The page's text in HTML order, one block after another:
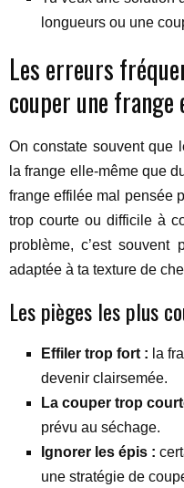
longueurs ou une
Les erreurs
couper une frange
On constate souvent que
la frange elle-même que
frange effilée mal pensée
trop courte ou difficile à
problème, c’est
adaptée à ta texture de
Les pièges les plus
Effiler trop fort : la
devenir clairsemée.
La couper trop
prévu au séchage.
Ignorer les épis :
une stratégie de